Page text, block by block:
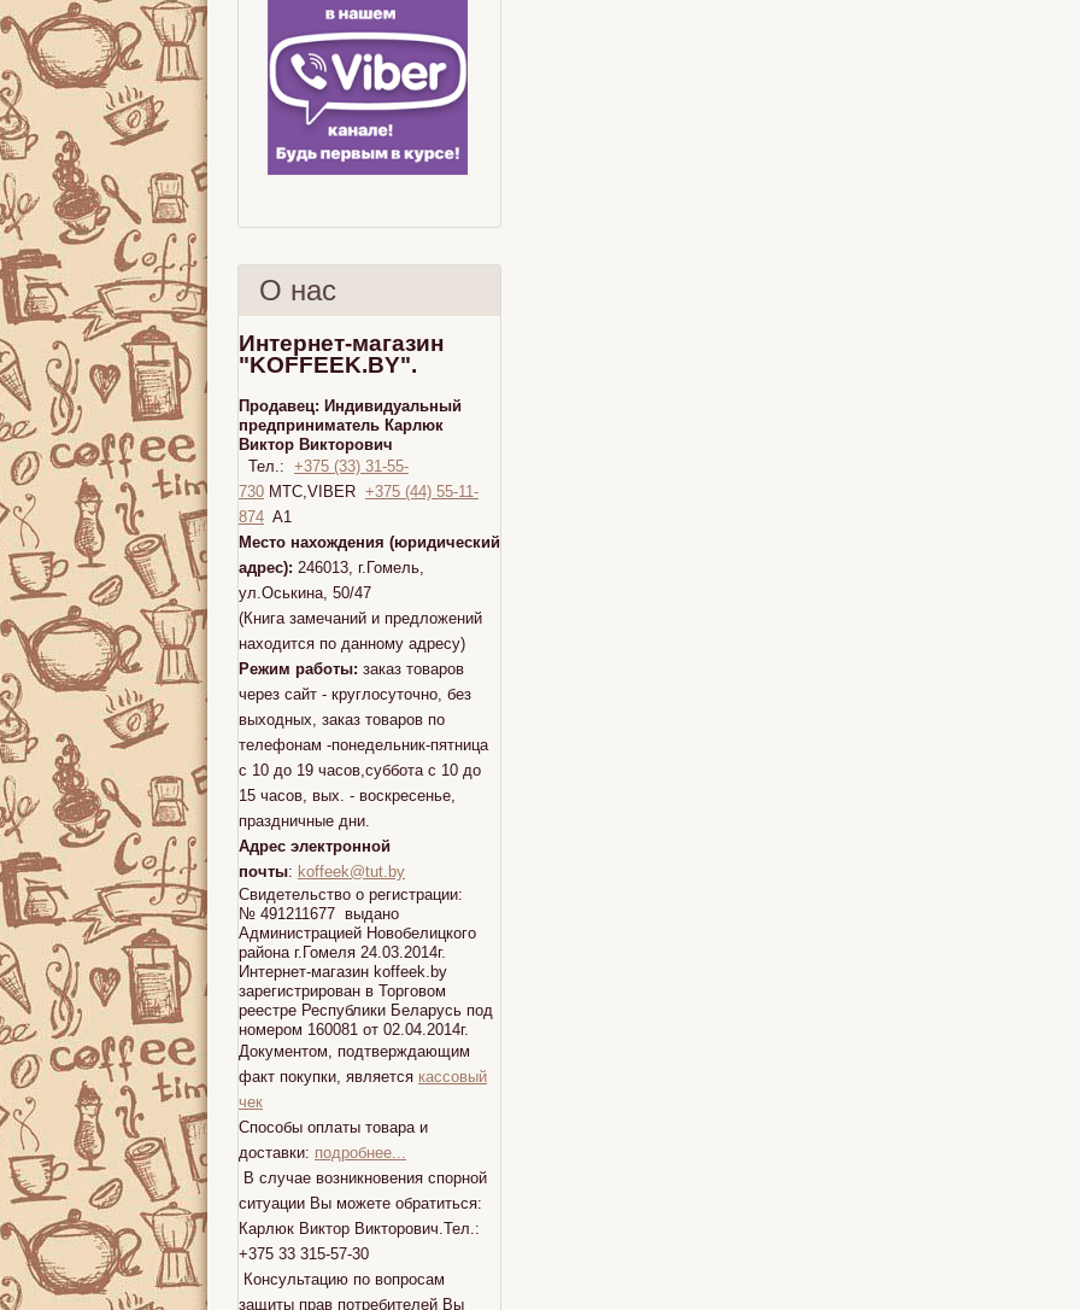
О нас
Интернет-магазин
"KOFFEEK.BY".
Продавец: Индивидуальный
предприниматель Карлюк
Виктор Викторович
Тел.: +375 (33) 31-55-
730 МТС,VIBER +375 (44) 55-11-
874 A1
Место нахождения (юридический
адрес): 246013, г.Гомель,
ул.Оськина, 50/47
(Книга замечаний и предложений
находится по данному адресу)
Режим работы: заказ товаров
через сайт - круглосуточно, без
выходных, заказ товаров по
телефонам -понедельник-пятница
с 10 до 19 часов,суббота с 10 до
15 часов, вых. - воскресенье,
праздничные дни.
Адрес электронной
почты: koffeek@tut.by
Свидетельство о регистрации:
№ 491211677 выдано
Администрацией Новобелицкого
района г.Гомеля 24.03.2014г.
Интернет-магазин koffeek.by
зарегистрирован в Торговом
реестре Республики Беларусь под
номером 160081 от 02.04.2014г.
Документом, подтверждающим
факт покупки, является кассовый
чек
Способы оплаты товара и
доставки: подробнее...
В случае возникновения спорной
ситуации Вы можете обратиться:
Карлюк Виктор Викторович.Тел.:
+375 33 315-57-30
Консультацию по вопросам
защиты прав потребителей Вы